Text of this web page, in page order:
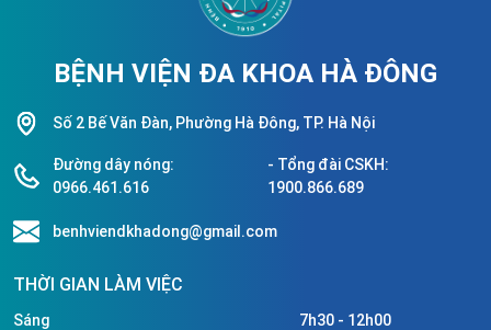
BỆNH VIỆN ĐA KHOA HÀ ĐÔNG
Số 2 Bế Văn Đàn, Phường Hà Đông, TP. Hà Nội
Đường dây nóng:
0966.461.616
- Tổng đài CSKH:
1900.866.689
benhviendkhadong@gmail.com
THỜI GIAN LÀM VIỆC
Sáng 7h30 - 12h00